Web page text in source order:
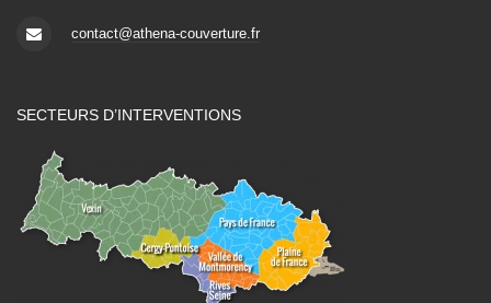
contact@athena-couverture.fr
SECTEURS D’INTERVENTIONS